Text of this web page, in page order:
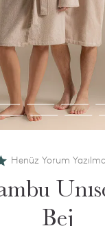
Henüz Yorum
Bej